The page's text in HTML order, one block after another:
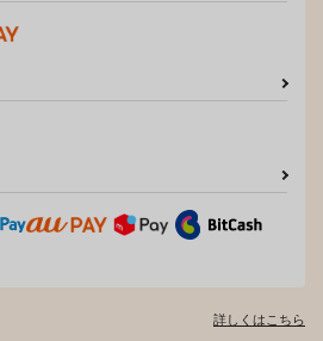
詳しくはこちら